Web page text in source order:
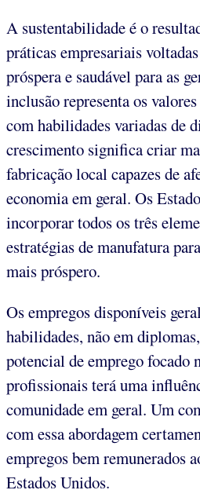
A sustentabilidade é o
práticas empresariais
próspera e saudável para as
inclusão representa os
com habilidades variadas de
crescimento significa criar
fabricação local capazes de
economia em geral. Os
incorporar todos os três
estratégias de manufatura
mais próspero.
Os empregos disponíveis
habilidades, não em
potencial de emprego focado
profissionais terá uma
comunidade em geral. Um
com essa abordagem
empregos bem remunerados
Estados Unidos.